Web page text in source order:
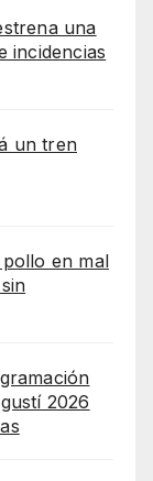
una
incidencias
un tren
pollo en mal
2026